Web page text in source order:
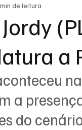
Fluminense
Zona Oeste a
de leitura
a
do